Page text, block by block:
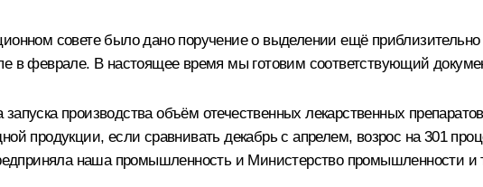
совете было дано поручение о выделении ещё
в феврале. В настоящее время мы готовим соответствующий
производства объём отечественных лекарственных
продукции, если сравнивать декабрь с апрелем, возрос на 301
наша промышленность и Министерство промышленности и